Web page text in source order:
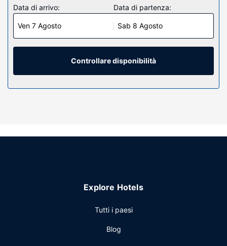
della struttura. Il Wi-Fi gratuito ti consente di restare in
contatto con il mondo. Il bagno in camera dispone di
doccia, set di cortesia gratuiti e asciugacapelli. I comfort
includono telefoni e scrivanie, mentre le pulizie sono
eseguite tutti i giorni.
Attrattive della proprietà
servizio di noleggio biciclette, nonché una terrazza e un
preferito! Presso questa struttura troverai un bar/lounge
pagamento tutti i giorni dalle ore 07:00 alle ore 10:00.
Data di arrivo:
Ven 7 Agosto
Data di partenza:
Sab 8 Agosto
Controllare disponibilità
Explore Hotels
Tutti i paesi
Blog